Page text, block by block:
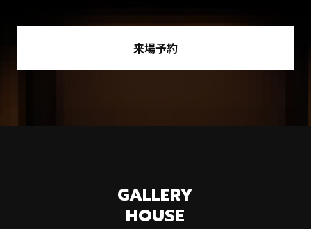
来場予約
GALLERY
HOUSE